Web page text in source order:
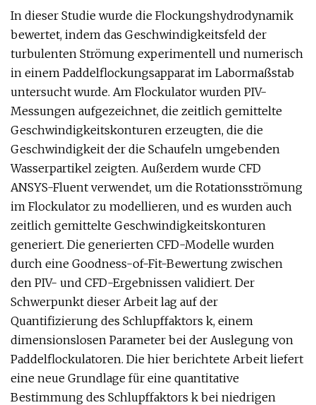
In dieser Studie wurde die Flockungshydrodynamik
bewertet, indem das Geschwindigkeitsfeld der
turbulenten Strömung experimentell und numerisch
in einem Paddelflockungsapparat im Labormaßstab
untersucht wurde. Am Flockulator wurden PIV-
Messungen aufgezeichnet, die zeitlich gemittelte
Geschwindigkeitskonturen erzeugten, die die
Geschwindigkeit der die Schaufeln umgebenden
Wasserpartikel zeigten. Außerdem wurde CFD
ANSYS-Fluent verwendet, um die Rotationsströmung
im Flockulator zu modellieren, und es wurden auch
zeitlich gemittelte Geschwindigkeitskonturen
generiert. Die generierten CFD-Modelle wurden
durch eine Goodness-of-Fit-Bewertung zwischen
den PIV- und CFD-Ergebnissen validiert. Der
Schwerpunkt dieser Arbeit lag auf der
Quantifizierung des Schlupffaktors k, einem
dimensionslosen Parameter bei der Auslegung von
Paddelflockulatoren. Die hier berichtete Arbeit liefert
eine neue Grundlage für eine quantitative
Bestimmung des Schlupffaktors k bei niedrigen